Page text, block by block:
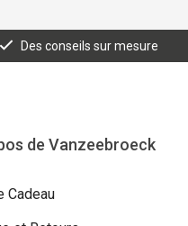
Des conseils sur mesure
de Vanzeebroeck
Cadeau